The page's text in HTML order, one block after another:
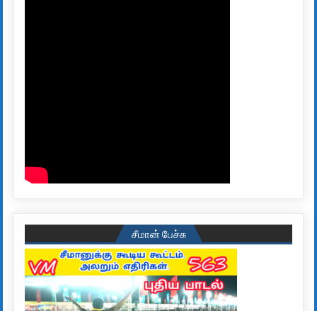
சீமான் பேச்சு